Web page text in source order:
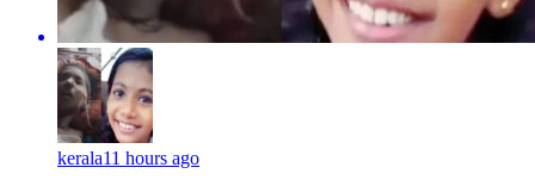
kerala11 hours ago